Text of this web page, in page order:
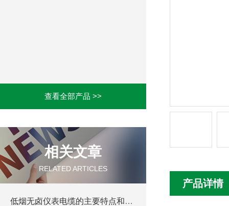
查看全部产品 >>
相关文章
RELATED ARTICLES
低烟无卤仪表电缆的主要特点和应用范围
产品详情